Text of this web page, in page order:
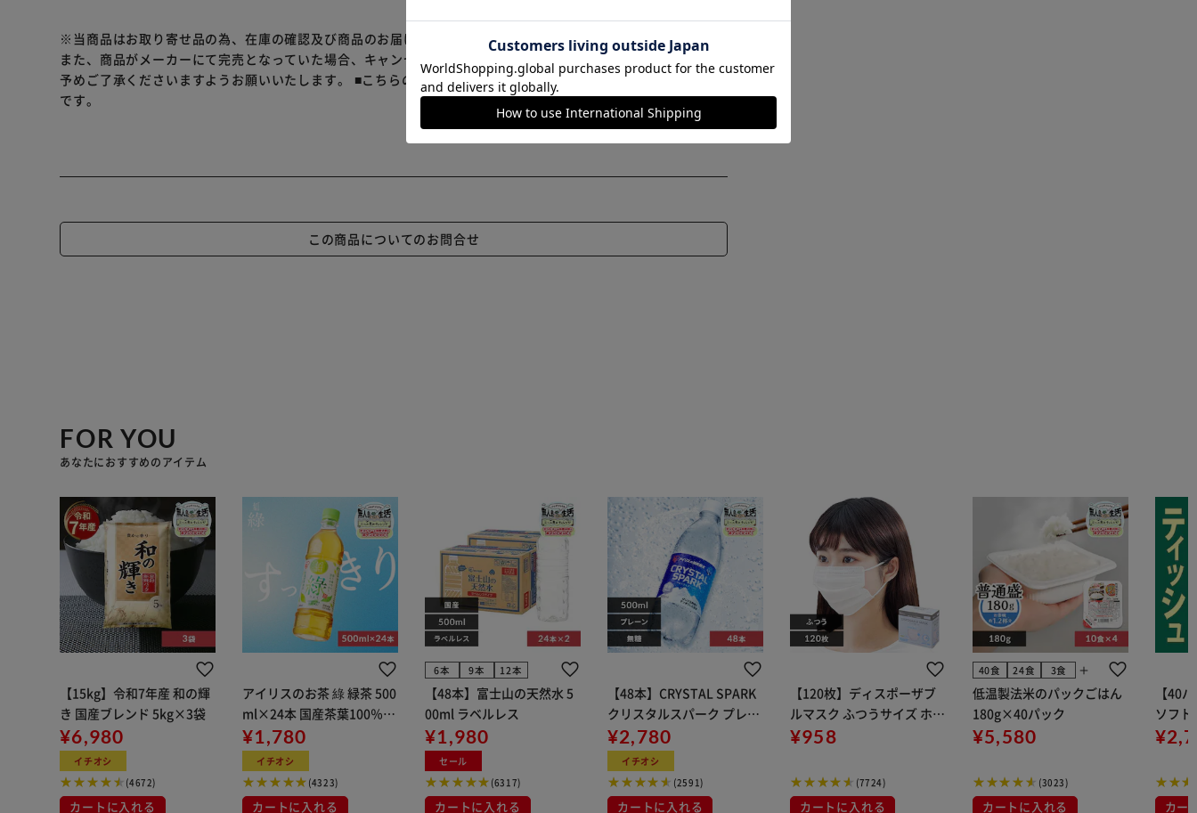
※当商品はお取り寄せ品の為、在庫の確認及び商品のお届けまでお時間を頂く場合がございます。
また、商品がメーカーにて完売となっていた場合、キャンセル又は注文内容の変更をお願いいたしております。
予めご了承くださいますようお願いいたします。 ■こちらの商品はアイリスプラザがセレクトしたオススメ商品
です。
この商品についてのお問合せ
FOR YOU
あなたにおすすめのアイテム
【15kg】令和7年産 和の輝
き 国産ブレンド 5kg×3袋
¥6,980
イチオシ
(4672)
カートに入れる
アイリスのお茶 綠 緑茶 500
ml×24本 国産茶葉100％使
用
¥1,780
イチオシ
(4323)
カートに入れる
6本 9本 12本
【48本】富士山の天然水 5
00ml ラベルレス
¥1,980
セール
(6317)
カートに入れる
【48本】CRYSTAL SPARK
クリスタルスパーク プレー
ン 500ml
¥2,780
イチオシ
(2591)
カートに入れる
【120枚】ディスポーザブ
ルマスク ふつうサイズ ホワ
イト 大容量 DISPOSABLE
布
¥958
(7724)
カートに入れる
40食 24食 3食 add
低温製法米のパックごはん
180g×40パック
¥5,580
(3023)
カートに入れる
【40
ソフ
組) 5
カー